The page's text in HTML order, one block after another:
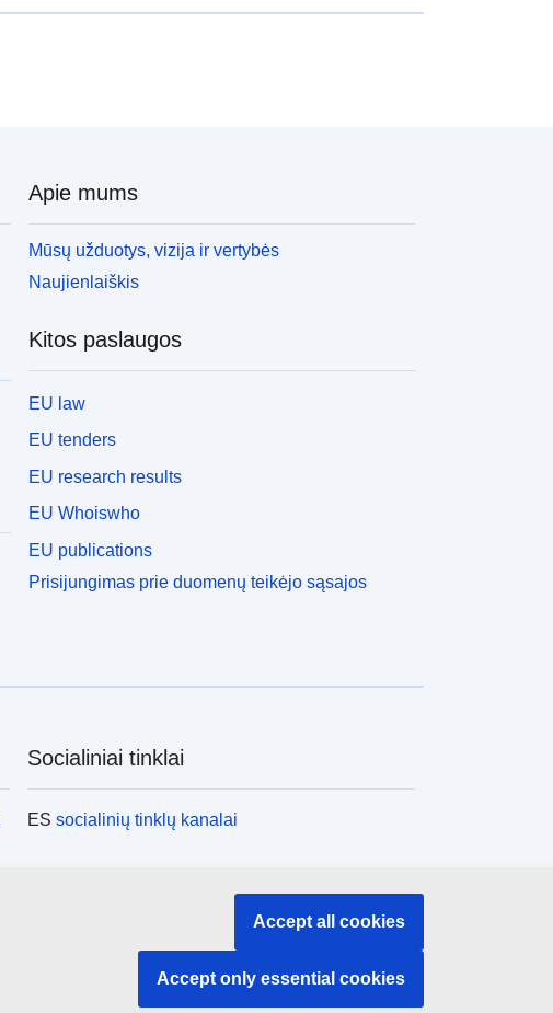
Apie mums
Mūsų užduotys, vizija ir vertybės
Naujienlaiškis
Kitos paslaugos
EU law
EU tenders
EU research results
EU Whoiswho
EU publications
Prisijungimas prie duomenų teikėjo sąsajos
Socialiniai tinklai
ESsocialinių tinklų kanalai
ES institucijos ir įstaigos
Accept all cookies
Accept only essential cookies